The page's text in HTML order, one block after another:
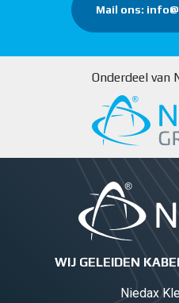
Mail ons:
Onderdeel van
WIJ GELEIDEN
Niedax